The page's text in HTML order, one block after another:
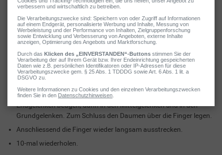
Ausgangsposition: Aufrechter Sitz. Die Unterarme und die untere
Handkante liegen auf dem Tisch auf. Die Finger sind gestreckt.
Langsam eine Faust bilden: Dazu die Finger zuerst in den
Endgelenken beugen, dann in den Mittelgelenken und in den
Grundgelenken. Zum Schluss den Daumen über die Finger legen.
Anschliessend die Finger wieder langsam ausstrecken.
10-mal wiederholen.